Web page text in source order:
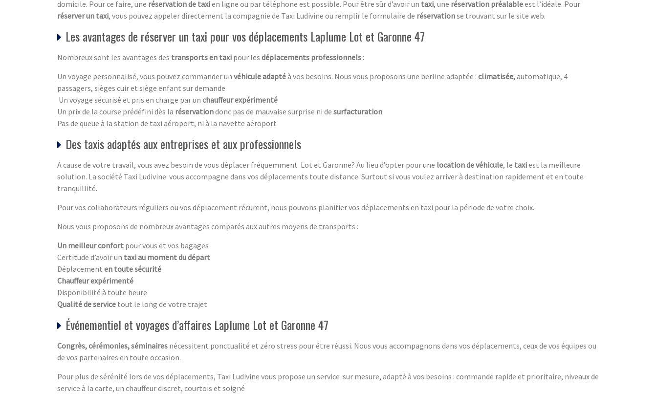
domicile. Pour ce faire, une réservation de taxien ligne ou par téléphone est possible. Pour être sûr d’avoir un taxi, une réservation préalableest l’idéale. Pour
réserver un taxi, vous pouvez appeler directement la compagnie de Taxi Ludivine ou remplir le formulaire de réservationse trouvant sur le site web.
Les avantages de réserver un taxi pour vos déplacements Laplume Lot et Garonne 47
Nombreux sont les avantages des transports en taxi pour les déplacements professionnels :
Un voyage personnalisé, vous pouvez commander un véhicule adaptéà vos besoins. Nous vous proposons une berline adaptée : climatisée,automatique, 4
passagers, sièges cuir et siège enfant sur demande
Un voyage sécurisé et pris en charge par un chauffeur expérimenté
Un prix de la course prédéfini dès la réservationdonc pas de mauvaise surprise ni de surfacturation
Pas de queue à la station de taxi aéroport, ni à la navette aéroport
Des taxis adaptés aux entreprises et aux professionnels
A cause de votre travail, vous avez besoin de vous déplacer fréquemment Lot et Garonne? Au lieu d’opter pour une location de véhicule, le taxiest la meilleure
solution. La société Taxi Ludivine vous accompagne dans vos déplacements toute distance. Surtout si vous voulez arriver à destination rapidement et en toute
tranquillité.
Pour vos collaborateurs réguliers ou vos déplacement récurent, nous pouvons planifier vos déplacements en taxi pour la période de votre choix.
Nous vous proposons de nombreux avantages comparés aux autres moyens de transports :
Un meilleur confort pour vous et vos bagages
Certitude d’avoir un taxi au moment du départ
Déplacement en toute sécurité
Chauffeur expérimenté
Disponibilité à toute heure
Qualité de service tout le long de votre trajet
Événementiel et voyages d’affaires Laplume Lot et Garonne 47
Congrès, cérémonies, séminaires nécessitent ponctualité et zéro stress pour être réussi. Nous vous accompagnons dans vos déplacements, ceux de vos équipes ou
de vos partenaires en toute occasion.
Pour plus de sérénité lors de vos déplacements, Taxi Ludivine vous propose un service sur mesure, adapté à vos besoins : commande rapide et prioritaire, niveaux de
service à la carte, un chauffeur discret, courtois et soigné